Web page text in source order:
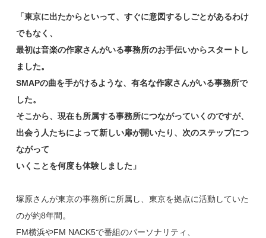
「東京に出たからといって、すぐに意図するしごとがあるわけ
でもなく、
最初は音楽の作家さんがいる事務所のお手伝いからスタートし
ました。
SMAPの曲を手がけるような、有名な作家さんがいる事務所で
した。
そこから、現在も所属する事務所につながっていくのですが、
出会う人たちによって新しい扉が開いたり、次のステップにつ
ながって
いくことを何度も体験しました」
塚原さんが東京の事務所に所属し、東京を拠点に活動していた
のが約8年間。
FM横浜やFM NACK5で番組のパーソナリティ、